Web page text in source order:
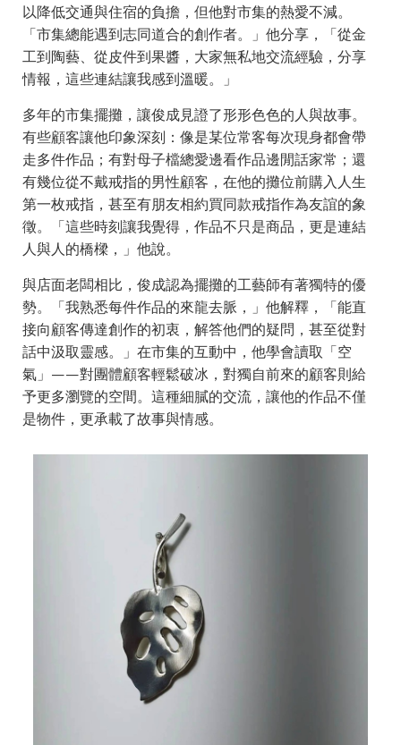
以降低交通與住宿的負擔，但他對市集的熱愛不減。
「市集總能遇到志同道合的創作者。」他分享，「從金
工到陶藝、從皮件到果醬，大家無私地交流經驗，分享
情報，這些連結讓我感到溫暖。」
多年的市集擺攤，讓俊成見證了形形色色的人與故事。
有些顧客讓他印象深刻：像是某位常客每次現身都會帶
走多件作品；有對母子檔總愛邊看作品邊閒話家常；還
有幾位從不戴戒指的男性顧客，在他的攤位前購入人生
第一枚戒指，甚至有朋友相約買同款戒指作為友誼的象
徵。「這些時刻讓我覺得，作品不只是商品，更是連結
人與人的橋樑，」他說。
與店面老闆相比，俊成認為擺攤的工藝師有著獨特的優
勢。「我熟悉每件作品的來龍去脈，」他解釋，「能直
接向顧客傳達創作的初衷，解答他們的疑問，甚至從對
話中汲取靈感。」在市集的互動中，他學會讀取「空
氣」——對團體顧客輕鬆破冰，對獨自前來的顧客則給
予更多瀏覽的空間。這種細膩的交流，讓他的作品不僅
是物件，更承載了故事與情感。